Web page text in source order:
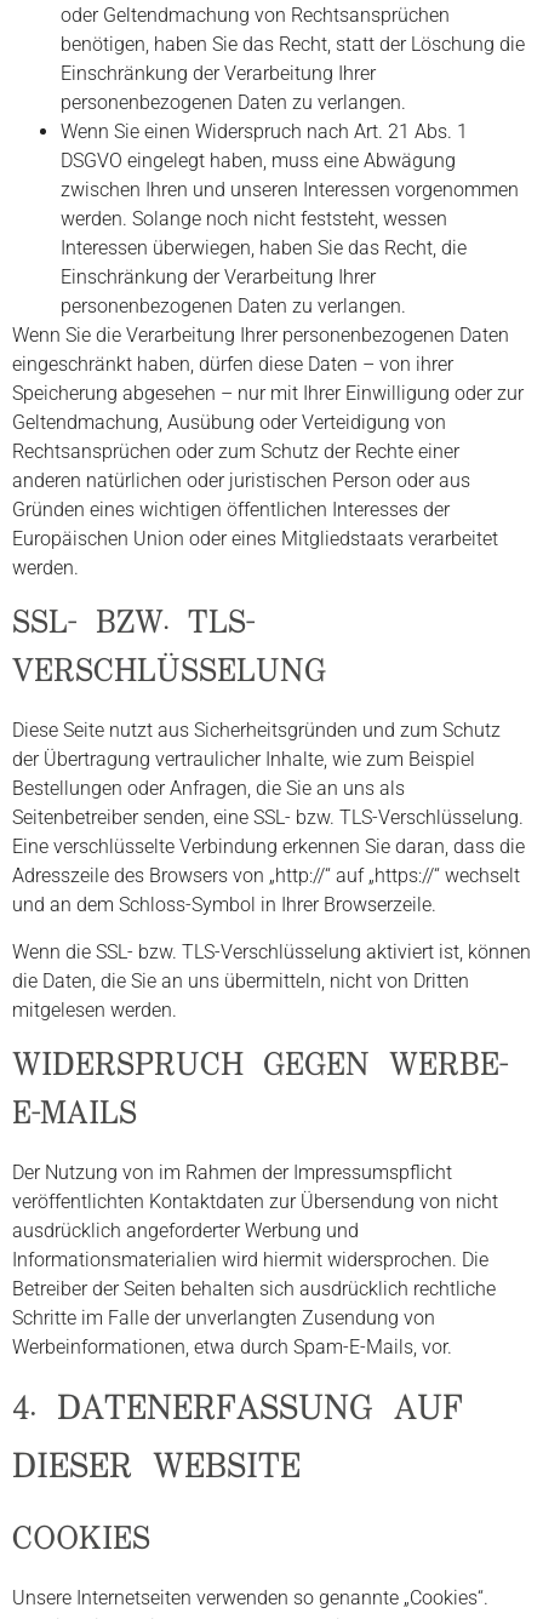
oder Geltendmachung von Rechtsansprüchen
benötigen, haben Sie das Recht, statt der Löschung die
Einschränkung der Verarbeitung Ihrer
personenbezogenen Daten zu verlangen.
Wenn Sie einen Widerspruch nach Art. 21 Abs. 1
DSGVO eingelegt haben, muss eine Abwägung
zwischen Ihren und unseren Interessen vorgenommen
werden. Solange noch nicht feststeht, wessen
Interessen überwiegen, haben Sie das Recht, die
Einschränkung der Verarbeitung Ihrer
personenbezogenen Daten zu verlangen.
Wenn Sie die Verarbeitung Ihrer personenbezogenen Daten
eingeschränkt haben, dürfen diese Daten – von ihrer
Speicherung abgesehen – nur mit Ihrer Einwilligung oder zur
Geltendmachung, Ausübung oder Verteidigung von
Rechtsansprüchen oder zum Schutz der Rechte einer
anderen natürlichen oder juristischen Person oder aus
Gründen eines wichtigen öffentlichen Interesses der
Europäischen Union oder eines Mitgliedstaats verarbeitet
werden.
SSL- BZW. TLS-
VERSCHLÜSSELUNG
Diese Seite nutzt aus Sicherheitsgründen und zum Schutz
der Übertragung vertraulicher Inhalte, wie zum Beispiel
Bestellungen oder Anfragen, die Sie an uns als
Seitenbetreiber senden, eine SSL- bzw. TLS-Verschlüsselung.
Eine verschlüsselte Verbindung erkennen Sie daran, dass die
Adresszeile des Browsers von „http://“ auf „https://“ wechselt
und an dem Schloss-Symbol in Ihrer Browserzeile.
Wenn die SSL- bzw. TLS-Verschlüsselung aktiviert ist, können
die Daten, die Sie an uns übermitteln, nicht von Dritten
mitgelesen werden.
WIDERSPRUCH GEGEN WERBE-
E-MAILS
Der Nutzung von im Rahmen der Impressumspflicht
veröffentlichten Kontaktdaten zur Übersendung von nicht
ausdrücklich angeforderter Werbung und
Informationsmaterialien wird hiermit widersprochen. Die
Betreiber der Seiten behalten sich ausdrücklich rechtliche
Schritte im Falle der unverlangten Zusendung von
Werbeinformationen, etwa durch Spam-E-Mails, vor.
4. DATENERFASSUNG AUF
DIESER WEBSITE
COOKIES
Unsere Internetseiten verwenden so genannte „Cookies“.